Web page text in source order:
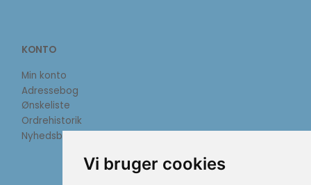
Vi bruger cookies
KONTO
Min konto
Adressebog
Ønskeliste
Ordrehistorik
Nyhedsbrev